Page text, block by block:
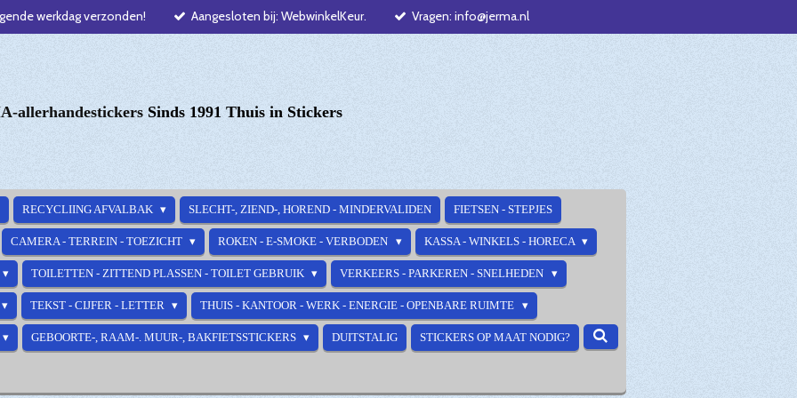
werkdag verzonden! Aangesloten bij: WebwinkelKeur. Vragen: info@jerma.nl
allerhandestickers Sinds 1991 Thuis in Stickers
RECYCLIING AFVALBAK SLECHT-, ZIEND-, HOREND - MINDERVALIDEN FIETSEN - STEPJES
CAMERA - TERREIN - TOEZICHT ROKEN - E-SMOKE - VERBODEN KASSA - WINKELS - HORECA
TOILETTEN - ZITTEND PLASSEN - TOILET GEBRUIK VERKEERS - PARKEREN - SNELHEDEN
TEKST - CIJFER - LETTER THUIS - KANTOOR - WERK - ENERGIE - OPENBARE RUIMTE
GEBOORTE-, RAAM-. MUUR-, BAKFIETSSTICKERS DUITSTALIG STICKERS OP MAAT NODIG?